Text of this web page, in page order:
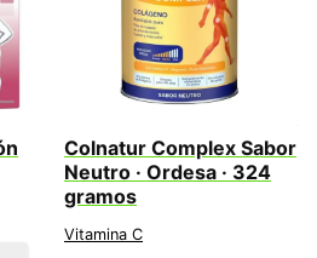
Colnatur Complex Sabor
Neutro · Ordesa · 324
gramos
Vitamina C